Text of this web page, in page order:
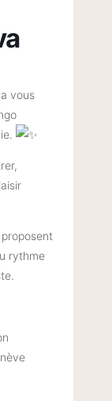
vous
rythme